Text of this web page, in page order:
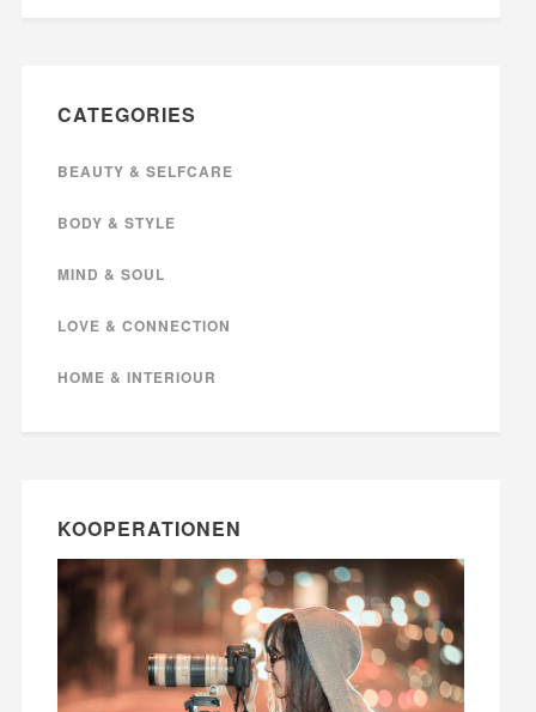
CATEGORIES
BEAUTY & SELFCARE
BODY & STYLE
MIND & SOUL
LOVE & CONNECTION
HOME & INTERIOUR
KOOPERATIONEN